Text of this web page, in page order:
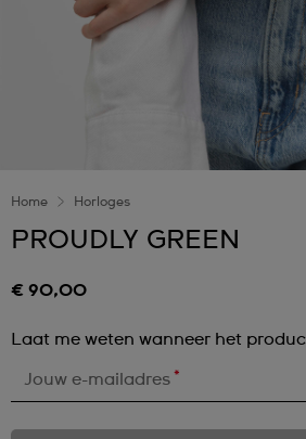
Home Horloges
PROUDLY GREEN
€ 90,00
Laat me weten wanneer het
Jouw e-mailadres *